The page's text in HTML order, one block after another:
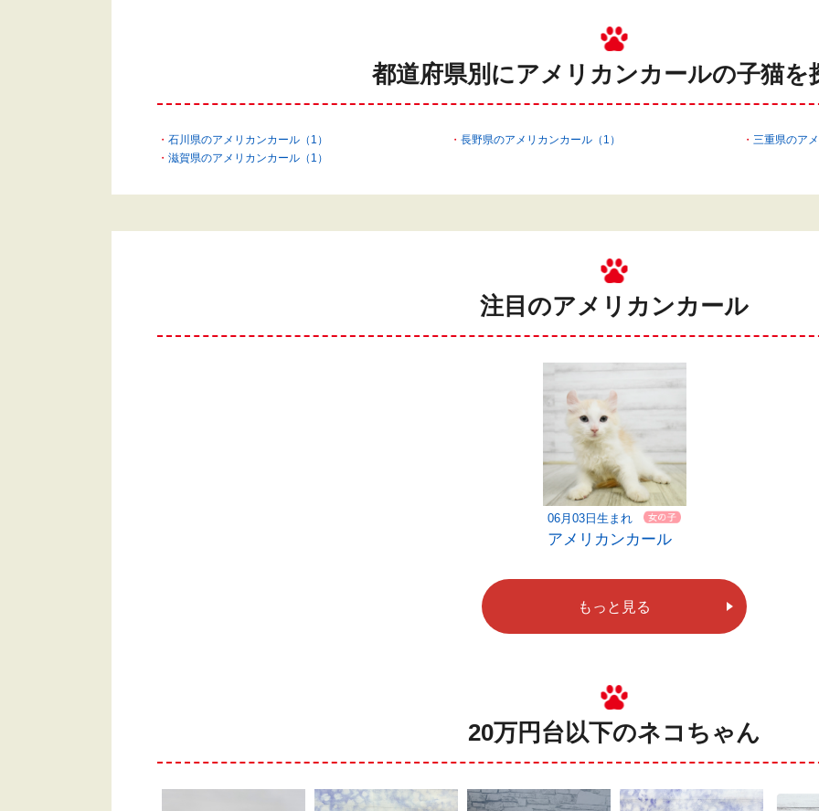
都道府県別にアメリカンカールの子猫を
石川県のアメリカンカール（1） 長野県のアメリカンカール（1）
三重県のア
滋賀県のアメリカンカール（1）
注目のアメリカンカール
06月03日生まれ
アメリカンカール
もっと見る
20万円台以下のネコちゃん